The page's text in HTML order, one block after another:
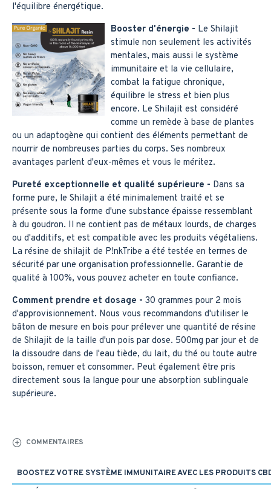
l'équilibre énergétique.
Booster d'énergie - Le Shilajit
stimule non seulement les activités
mentales, mais aussi le système
immunitaire et la vie cellulaire,
combat la fatigue chronique,
équilibre le stress et bien plus
encore. Le Shilajit est considéré
comme un remède à base de plantes
ou un adaptogène qui contient des éléments permettant de
nourrir de nombreuses parties du corps. Ses nombreux
avantages parlent d'eux-mêmes et vous le méritez.
Pureté exceptionnelle et qualité supérieure - Dans sa
forme pure, le Shilajit a été minimalement traité et se
présente sous la forme d'une substance épaisse ressemblant
à du goudron. Il ne contient pas de métaux lourds, de charges
ou d'additifs, et est compatible avec les produits végétaliens.
La résine de shilajit de P!nkTribe a été testée en termes de
sécurité par une organisation professionnelle. Garantie de
qualité à 100%, vous pouvez acheter en toute confiance.
Comment prendre et dosage - 30 grammes pour 2 mois
d'approvisionnement. Nous vous recommandons d'utiliser le
bâton de mesure en bois pour prélever une quantité de résine
de Shilajit de la taille d'un pois par dose. 500mg par jour et de
la dissoudre dans de l'eau tiède, du lait, du thé ou toute autre
boisson, remuer et consommer. Peut également être pris
directement sous la langue pour une absorption sublinguale
supérieure.
COMMENTAIRES
BOOSTEZ VOTRE SYSTÈME IMMUNITAIRE AVEC LES PRODUITS